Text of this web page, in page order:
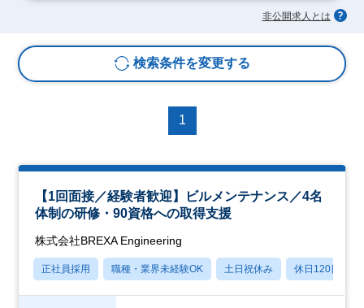
非公開求人とは
検索条件を変更する
1
【1回面接／経験者歓迎】ビルメンテナンス／4名
体制の研修・90資格への取得支援
株式会社BREXA Engineering
正社員採用 職種・業界未経験OK 土日祝休み 休日120日以上